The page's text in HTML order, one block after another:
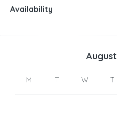
Availability
August
M T W T